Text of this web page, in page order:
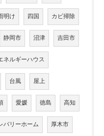
明け 四国 カビ掃除
静岡市 沼津 吉田市
ネルギーハウス
台風 屋上
愛媛 徳島 高知
バリーホーム 厚木市